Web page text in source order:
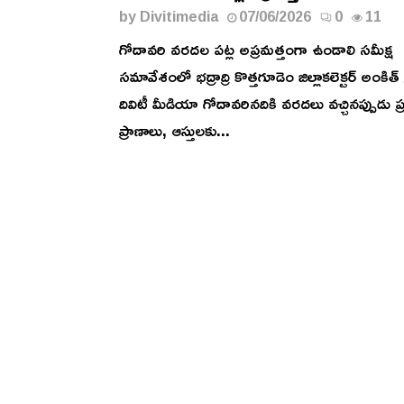
byDivitimedia 07/06/2026 0 11
గోదావరి వరదల పట్ల అప్రమత్తంగా ఉండాలి సమీక్ష
సమావేశంలో భద్రాద్రి కొత్తగూడెం జిల్లాకలెక్టర్
దివిటీ మీడియా గోదావరినదికి వరదలు వచ్చినప్పుడు
ప్రాణాలు, ఆస్తులకు...